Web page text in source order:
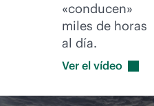
«conducen»
miles de horas
al día.
Ver el vídeo